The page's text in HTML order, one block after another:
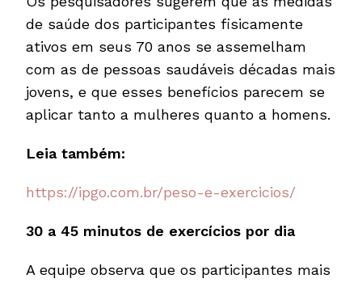
de saúde dos participantes fisicamente
ativos em seus 70 anos se assemelham
com as de pessoas saudáveis ​​décadas mais
jovens, e que esses benefícios parecem se
aplicar tanto a mulheres quanto a homens.
Leia também:
https://ipgo.com.br/peso-e-exercicios/
30 a45 minutos de exercícios por dia
A equipe observa que os participantes mais